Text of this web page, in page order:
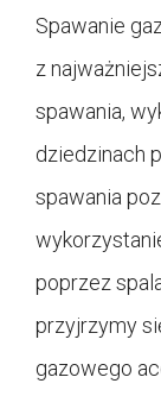
Spawanie
z
spawania,
dziedzinach
spawania
poprzez
przyjrzymy
gazowego